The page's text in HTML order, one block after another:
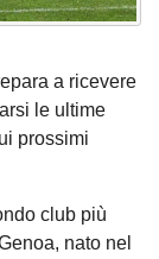
a ricevere
le ultime
prossimi
club più
nato nel